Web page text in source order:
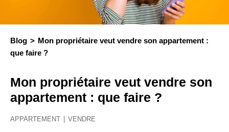
Blog
Mon propriétaire veut vendre son appartement :
que faire ?
Mon propriétaire veut vendre son
appartement : que faire ?
APPARTEMENT VENDRE